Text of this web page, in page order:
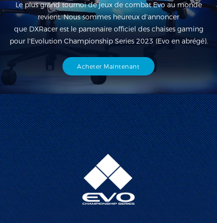
Le plus grand tournoi de jeux de combat Evo au monde
revient. Nous sommes heureux d'annoncer
que DXRacer est le partenaire officiel des chaises gaming
pour l'Evolution Championship Series 2023 (Evo en abrégé).
Acheter Maintenant